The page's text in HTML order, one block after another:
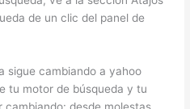
de un clic del panel de
sigue cambiando a yahoo
tu motor de búsqueda y tu
cambiando: desde molestas